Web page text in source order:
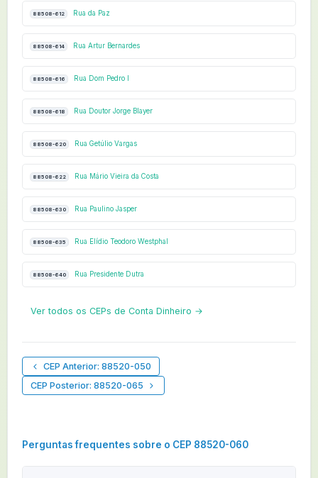
88508-612 Rua da Paz
88508-614 Rua Artur Bernardes
88508-616 Rua Dom Pedro I
88508-618 Rua Doutor Jorge Blayer
88508-620 Rua Getúlio Vargas
88508-622 Rua Mário Vieira da Costa
88508-630 Rua Paulino Jasper
88508-635 Rua Elídio Teodoro Westphal
88508-640 Rua Presidente Dutra
Ver todos os CEPs de Conta Dinheiro →
CEP Anterior: 88520-050
CEP Posterior: 88520-065
Perguntas frequentes sobre o CEP 88520-060